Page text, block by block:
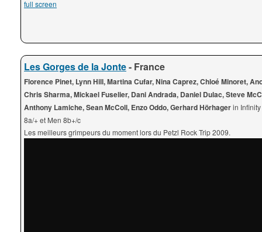
full screen
Les Gorges de la Jonte- France
Florence Pinet, Lynn Hill, Martina Cufar, Nina Caprez, Chloé Minoret,
Chris Sharma, Mickael Fuselier, Dani Andrada, Daniel Dulac, Steve
Anthony Lamiche, Sean McColl, Enzo Oddo, Gerhard Hörhagerin
8a/+ et Men 8b+/c
Les meilleurs grimpeurs du moment lors du Petzl Rock Trip 2009.